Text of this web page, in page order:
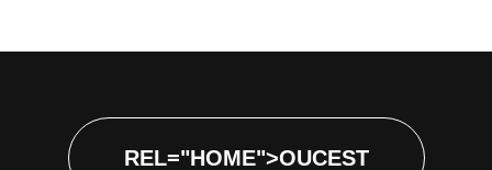
REL="HOME">OUCEST